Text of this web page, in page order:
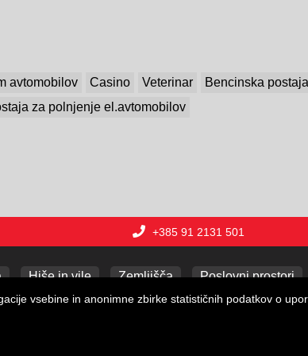
avtomobilov Casino Veterinar
Bencinska postaja
za polnjenje el.avtomobilov
+385 91 2131 501
Hiše in vile Zemljišča Poslovni prostori
vsebine in anonimne zbirke statističnih podatkov o